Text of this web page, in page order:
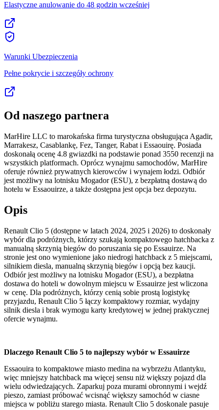
Elastyczne anulowanie do 48 godzin wcześniej
Warunki Ubezpieczenia
Pełne pokrycie i szczegóły ochrony
Od naszego partnera
MarHire LLC to marokańska firma turystyczna obsługująca Agadir,
Marrakesz, Casablankę, Fez, Tanger, Rabat i Essaouirę. Posiada
doskonałą ocenę 4.8 gwiazdki na podstawie ponad 3550 recenzji na
wszystkich platformach. Oprócz wynajmu samochodów, MarHire
oferuje również prywatnych kierowców i wynajem łodzi. Odbiór
jest możliwy na lotnisku Mogador (ESU), z bezpłatną dostawą do
hotelu w Essaouirze, a także dostępna jest opcja bez depozytu.
Opis
Renault Clio 5 (dostępne w latach 2024, 2025 i 2026) to doskonały
wybór dla podróżnych, którzy szukają kompaktowego hatchbacka z
manualną skrzynią biegów do poruszania się po Essauirze. Na
stronie jest ono wymienione jako niedrogi hatchback z 5 miejscami,
silnikiem diesla, manualną skrzynią biegów i opcją bez kaucji.
Odbiór jest możliwy na lotnisku Mogador (ESU), a bezpłatna
dostawa do hoteli w dowolnym miejscu w Essauirze jest wliczona
w cenę. Dla podróżnych, którzy cenią sobie prostą logistykę
przyjazdu, Renault Clio 5 łączy kompaktowy rozmiar, wydajny
silnik diesla i brak wymogu karty kredytowej w jednej praktycznej
ofercie wynajmu.
Dlaczego Renault Clio 5 to najlepszy wybór w Essauirze
Essaouira to kompaktowe miasto medina na wybrzeżu Atlantyku,
więc mniejszy hatchback ma więcej sensu niż większy pojazd dla
wielu odwiedzających. Zaparkuj poza murami obronnymi i wejdź
pieszo, zamiast próbować wcisnąć większy samochód w ciasne
miejsca w pobliżu starego miasta. Renault Clio 5 doskonale pasuje